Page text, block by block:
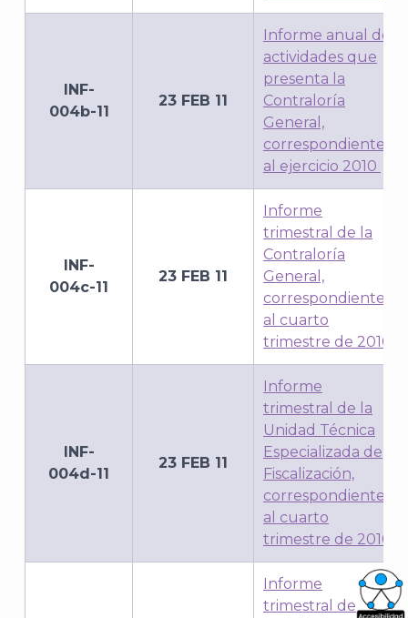
INF-
004b-11
23 FEB 11
Informe anual de
actividades que
presenta la
Contraloría
General,
correspondiente
al ejercicio 2010
INF-
004c-11
23 FEB 11
Informe
trimestral de la
Contraloría
General,
correspondiente
al cuarto
trimestre de 2010
INF-
004d-11
23 FEB 11
Informe
trimestral de la
Unidad Técnica
Especializada de
Fiscalización,
correspondiente
al cuarto
trimestre de 2010
Informe
trimestral de